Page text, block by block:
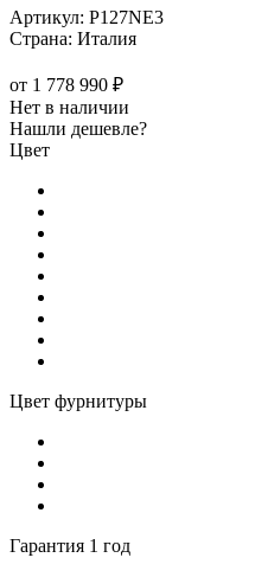
Артикул: P127NE3
Страна: Италия
от 1 778 990 ₽
Нет в наличии
Нашли дешевле?
Цвет
Цвет фурнитуры
Гарантия 1 год